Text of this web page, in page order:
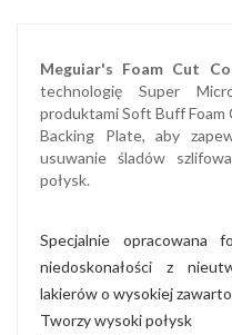
Meguiar's Foam Cut
technologię Super
produktami Soft Buff Foam
Backing Plate, aby
usuwanie śladów
połysk.
Specjalnie opracowana
niedoskonałości z
lakierów o wysokiej
Tworzy wysoki połysk